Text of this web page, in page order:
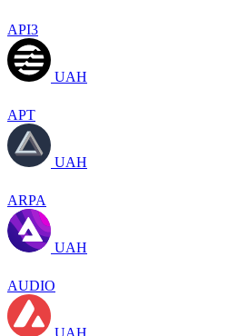
API3
UAH
APT
UAH
ARPA
UAH
AUDIO
UAH